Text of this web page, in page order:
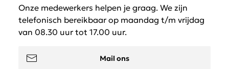
Onze medewerkers helpen je graag. We zijn
telefonisch bereikbaar op maandag t/m vrijdag
van 08.30 uur tot 17.00 uur.
Mail ons